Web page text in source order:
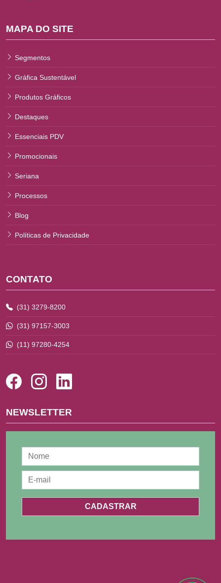
MAPA DO SITE
Segmentos
Gráfica Sustentável
Produtos Gráficos
Destaques
Essenciais PDV
Promocionais
Seriana
Processos
Blog
Políticas de Privacidade
CONTATO
(31) 3279-8200
(31) 97157-3003
(11) 97280-4254
NEWSLETTER